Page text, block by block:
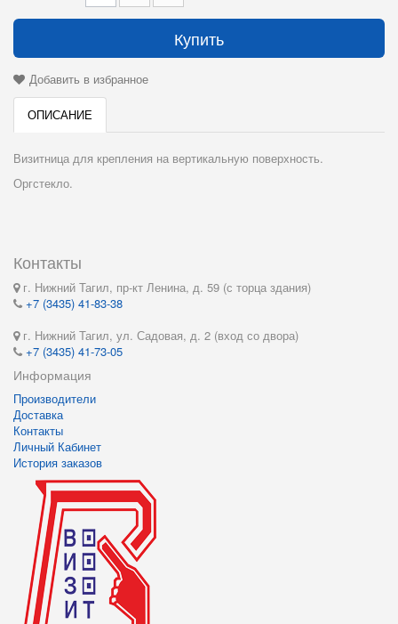
Купить
Добавить в избранное
ОПИСАНИЕ
Визитница для крепления на вертикальную поверхность.
Оргстекло.
Контакты
г. Нижний Тагил, пр-кт Ленина, д. 59 (с торца здания)
+7 (3435) 41-83-38
г. Нижний Тагил, ул. Садовая, д. 2 (вход со двора)
+7 (3435) 41-73-05
Информация
Производители
Доставка
Контакты
Личный Кабинет
История заказов